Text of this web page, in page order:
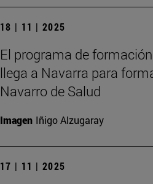
18 | 11 | 2025
El programa de
llega a Navarra para
Navarro de Salud
Imagen Iñigo Alzugaray
17 | 11 | 2025